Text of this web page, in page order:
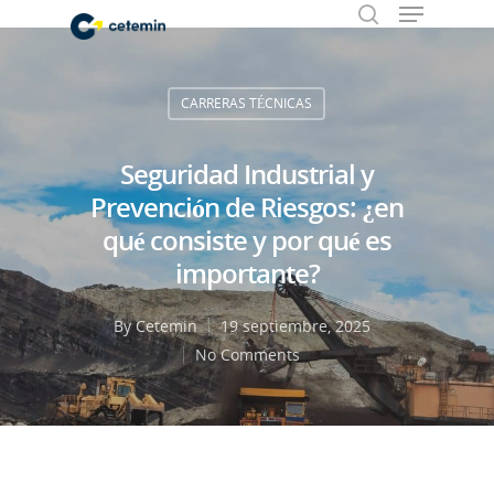
CARRERAS TÉCNICAS
Seguridad Industrial y
Prevención de Riesgos: ¿en
qué consiste y por qué es
importante?
ByCetemin
19 septiembre, 2025
No Comments